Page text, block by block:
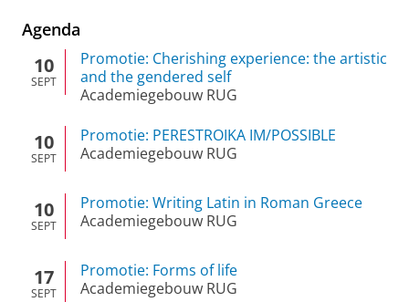
Agenda
10
SEPT
Promotie: Cherishing experience: the artistic
and the gendered self
Academiegebouw RUG
10
SEPT
Promotie: PERESTROIKA IM/POSSIBLE
Academiegebouw RUG
10
SEPT
Promotie: Writing Latin in Roman Greece
Academiegebouw RUG
17
SEPT
Promotie: Forms of life
Academiegebouw RUG